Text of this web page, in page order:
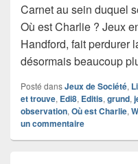
Carnet au sein duquel
Où est Charlie ? Jeux
Handford, fait perdurer
désormais beaucoup
Posté dansJeux de Société,
et trouve, Edi8, Editis, grund,
observation, Où est Charlie,
un commentaire